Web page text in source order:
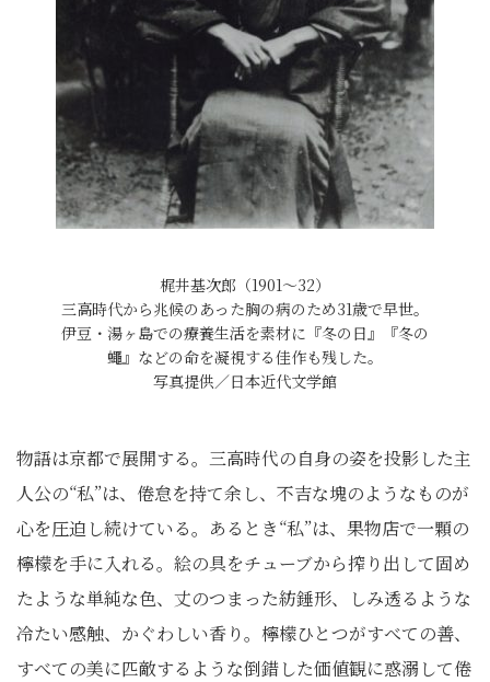
梶井基次郎（1901～32）
三高時代から兆候のあった胸の病のため31歳で早世。
伊豆・湯ヶ島での療養生活を素材に『冬の日』『冬の
蠅』などの命を凝視する佳作も残した。
写真提供／日本近代文学館
物語は京都で展開する。三高時代の自身の姿を投影した主
人公の“私”は、倦怠を持て余し、不吉な塊のようなものが
心を圧迫し続けている。あるとき“私”は、果物店で一顆の
檸檬を手に入れる。絵の具をチューブから搾り出して固め
たような単純な色、丈のつまった紡錘形、しみ透るような
冷たい感触、かぐわしい香り。檸檬ひとつがすべての善、
すべての美に匹敵するような倒錯した価値観に惑溺して倦